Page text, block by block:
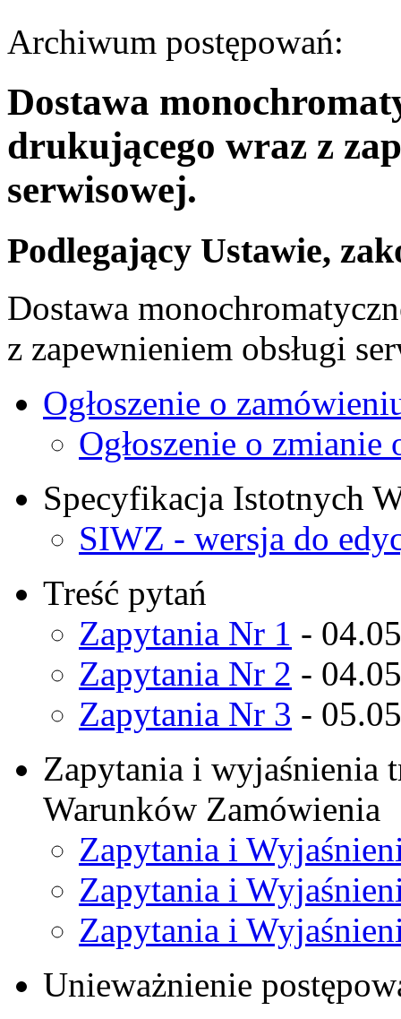
Archiwum postępowań:
Dostawa
drukującego wraz z
serwisowej.
Podlegający Ustawie,
Dostawa
z zapewnieniem obsługi
Ogłoszenie o
Ogłoszenie o zmianie
Specyfikacja Istotnych
SIWZ - wersja do
Treść pytań
Zapytania Nr 1 -
Zapytania Nr 2 -
Zapytania Nr 3 -
Zapytania i wyjaśnienia
Warunków Zamówienia
Zapytania i
Zapytania i
Zapytania i
Unieważnienie